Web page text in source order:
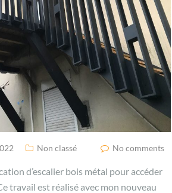
Non classé No comments
d’escalier bois métal pour accéder
travail est réalisé avec mon nouveau